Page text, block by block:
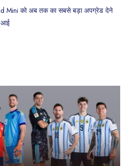
Mini को अब तक का सबसे बड़ा अपग्रेड देने
आई